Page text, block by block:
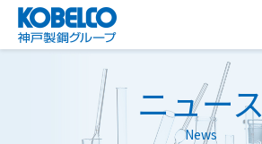
ニュース
News